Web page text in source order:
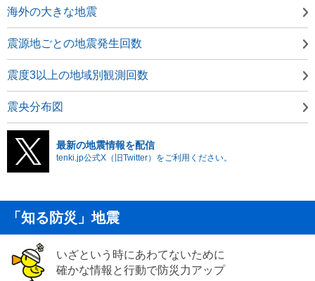
海外の大きな地震
震源地ごとの地震発生回数
震度3以上の地域別観測回数
震央分布図
最新の地震情報を配信
tenki.jp公式X（旧Twitter）をご利用ください。
「知る防災」地震
いざという時にあわてないために
確かな情報と行動で防災力アップ